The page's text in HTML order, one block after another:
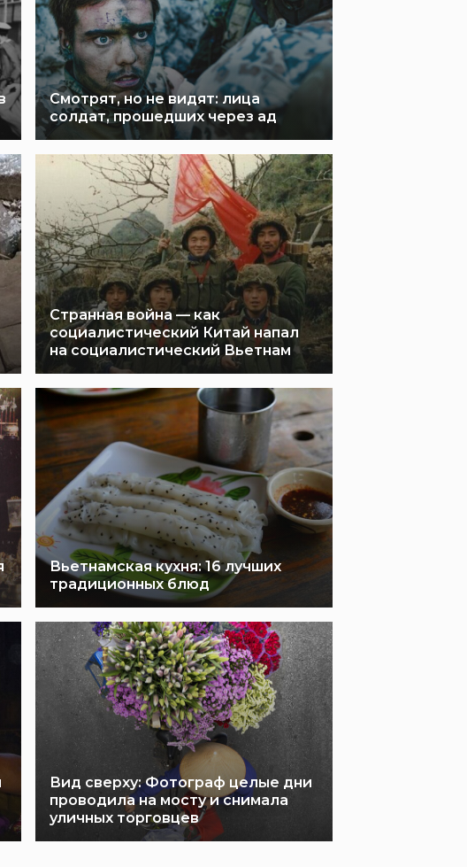
Смотрят, но не видят: лица
солдат, прошедших через ад
Странная война — как
социалистический Китай напал
на социалистический Вьетнам
Вьетнамская кухня: 16 лучших
традиционных блюд
Вид сверху: Фотограф целые дни
проводила на мосту и снимала
уличных торговцев